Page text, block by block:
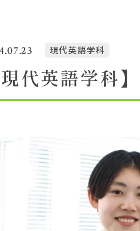
現代英語学科
現代英語学科